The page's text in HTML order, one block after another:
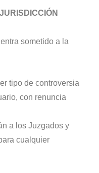
sometido a la
tipo de controversia
con renuncia
a los Juzgados y
cualquier